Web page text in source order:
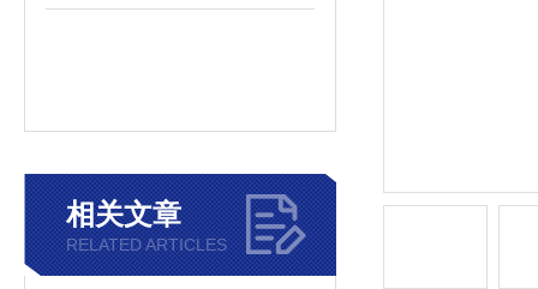
相关文章
RELATED ARTICLES